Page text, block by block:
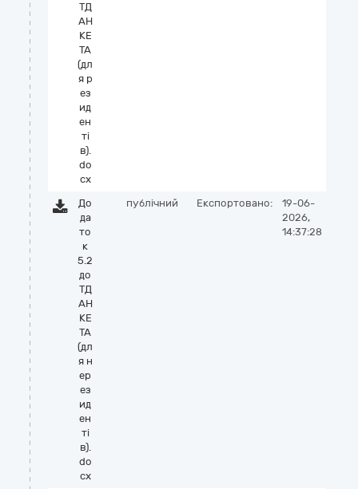
ТД
АН
КЕ
ТА
(дл
я р
ез
ид
ен
ті
в).
do
cx
До
да
то
к
5.2
до
ТД
АН
КЕ
ТА
(дл
я н
ер
ез
ид
ен
ті
в).
do
cx
публічний Експортовано:
19-06-
2026,
14:37:28